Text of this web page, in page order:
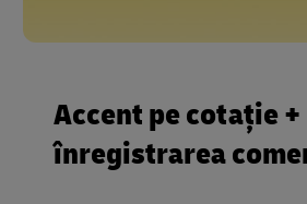
Accent pe cotație +
înregistrarea